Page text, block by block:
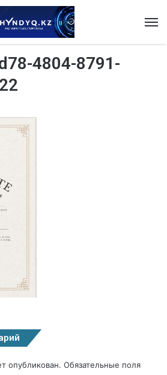
4804-8791-
опубликован. Обязательные поля